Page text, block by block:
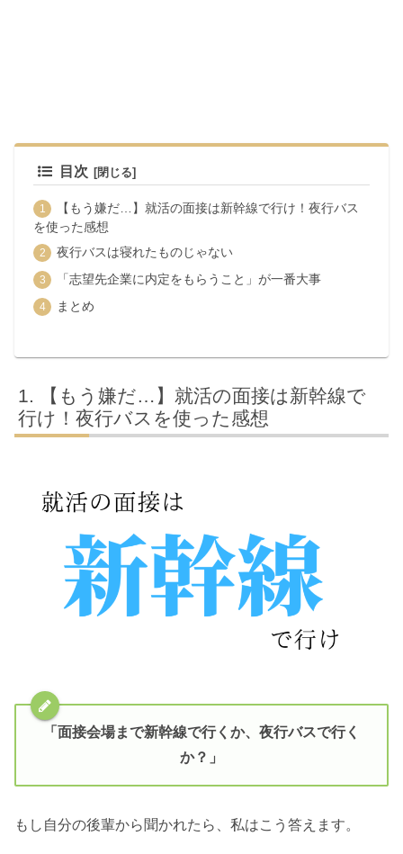
目次
【もう嫌だ…】就活の面接は新幹線で行け！夜行バス
を使った感想
夜行バスは寝れたものじゃない
「志望先企業に内定をもらうこと」が一番大事
まとめ
【もう嫌だ…】就活の面接は新幹線で
行け！夜行バスを使った感想
「面接会場まで新幹線で行くか、夜行バスで行く
か？」
もし自分の後輩から聞かれたら、私はこう答えます。